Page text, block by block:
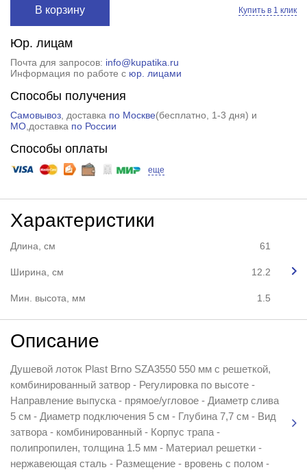
В корзину Купить в 1 клик
Юр. лицам
Почта для запросов: info@kupatika.ru
Информация по работе с юр. лицами
Способы получения
Самовывоз, доставка по Москве(бесплатно, 1-3 дня) и
МО,доставка по России
Способы оплаты
еще
Характеристики
Длина, см 61
Ширина, см 12.2
Мин. высота, мм 1.5
Описание
Душевой лоток Plast Brno SZA3550 550 мм с решеткой,
комбинированный затвор - Регулировка по высоте -
Направление выпуска - прямое/угловое - Диаметр слива
5 см - Диаметр подключения 5 см - Глубина 7,7 см - Вид
затвора - комбинированный - Корпус трапа -
полипропилен, толщина 1.5 мм - Материал решетки -
нержавеющая сталь - Размещение - вровень с полом -